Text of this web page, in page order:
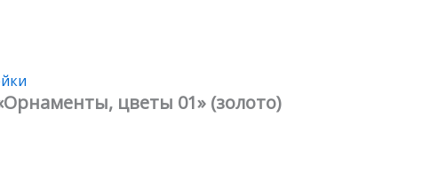
цветы 01» (золото)